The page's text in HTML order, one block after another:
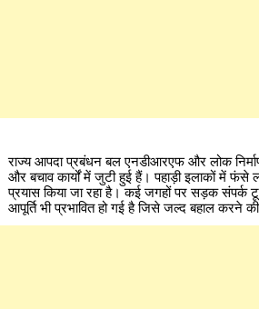
राज्य आपदा प्रबंधन बल एनडीआरएफ और लोक निर्माण
और बचाव कार्यों में जुटी हुई हैं। पहाड़ी इलाकों में फंसे
प्रयास किया जा रहा है। कई जगहों पर सड़क संपर्क
आपूर्ति भी प्रभावित हो गई है जिसे जल्द बहाल करने